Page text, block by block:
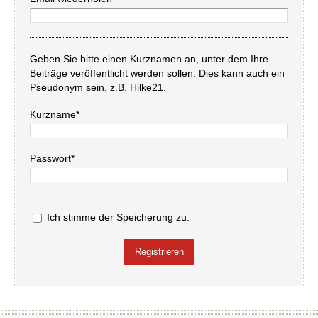
Geben Sie bitte einen Kurznamen an, unter dem Ihre
Beiträge veröffentlicht werden sollen. Dies kann auch ein
Pseudonym sein, z.B. Hilke21.
Kurzname*
Passwort*
Ich stimme der Speicherung zu.